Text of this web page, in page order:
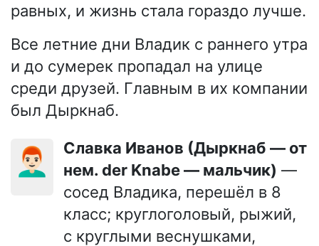
равных, и жизнь стала гораздо лучше.
Все летние дни Владик с раннего утра
и до сумерек пропадал на улице
среди друзей. Главным в их компании
был Дыркнаб.
👨🏻‍🦰
Славка Иванов (Дыркнаб — от
нем. der Knabe — мальчик) —
сосед Владика, перешёл в 8
класс; круглоголовый, рыжий,
с круглыми веснушками,